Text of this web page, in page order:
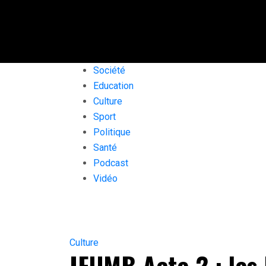
Société
Education
Culture
Sport
Politique
Santé
Podcast
Vidéo
Culture